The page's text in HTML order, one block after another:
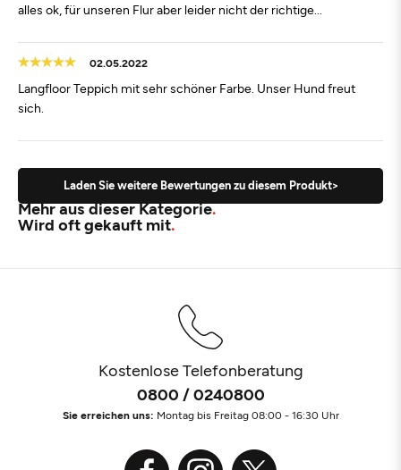
alles ok, für unseren Flur aber leider nicht der richtige...
02.05.2022
Langfloor Teppich mit sehr schöner Farbe. Unser Hund freut
sich.
Laden Sie weitere Bewertungen zu diesem Produkt>
Mehr aus dieser Kategorie
Wird oft gekauft mit
Kostenlose Telefonberatung
0800 / 0240800
Sie erreichen uns: Montag bis Freitag 08:00 - 16:30 Uhr